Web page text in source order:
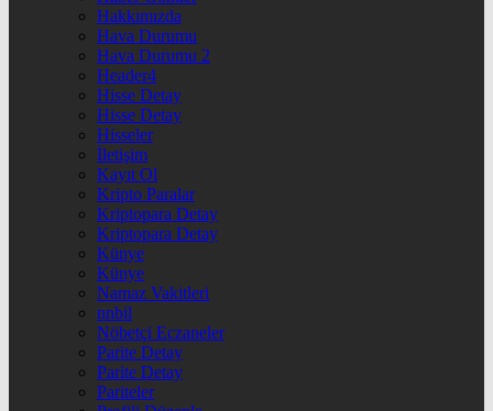
Hakkımızda
Hava Durumu
Hava Durumu 2
Header4
Hisse Detay
Hisse Detay
Hisseler
İletişim
Kayıt Ol
Kripto Paralar
Kriptopara Detay
Kriptopara Detay
Künye
Künye
Namaz Vakitleri
nnbil
Nöbetçi Eczaneler
Parite Detay
Parite Detay
Pariteler